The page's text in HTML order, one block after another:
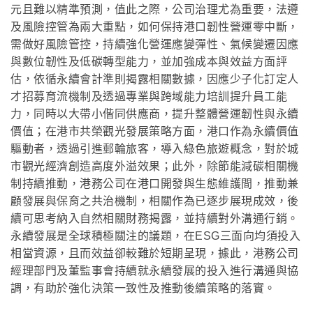
元且難以精準預測，值此之際，公司治理尤為重要，法遵
及風險控管為兩大重點，如何保持港口韌性營運零中斷，
需做好風險管控，持續強化營運應變彈性、氣候變遷因應
與數位韌性及低碳轉型能力，並加強成本與效益方面評
估，依循永續會計準則揭露相關數據，因應少子化訂定人
才招募育流機制及透過專業與跨域能力培訓提升員工能
力，同時以大帶小偕同供應商，提升整體營運韌性與永續
價值；在港市共榮觀光發展策略方面，港口作為永續價值
驅動者，透過引進郵輪旅客，導入綠色旅遊概念，對於城
市觀光經濟創造高度外溢效果；此外，除節能減碳相關機
制持續推動，港務公司在港口開發與生態維護間，推動兼
顧發展與保育之共治機制，相關作為已逐步展現成效，後
續可思考納入自然相關財務揭露，並持續對外溝通行銷。
永續發展是全球積極關注的議題，在ESG三面向均須投入
相當資源，且而效益卻較難於短期呈現，據此，港務公司
經理部門及董監事會持續就永續發展的投入進行溝通與協
調，有助於強化決策一致性及推動後續策略的落實。